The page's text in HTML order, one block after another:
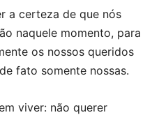
a certeza de que nós
naquele momento, para
os nossos queridos
fato somente nossas.
viver: não querer